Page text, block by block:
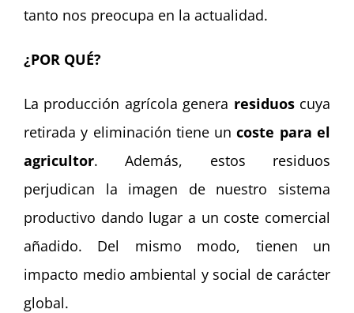
tanto nos preocupa en la actualidad.
¿POR QUÉ?
La producción agrícola genera residuoscuya
retirada y eliminación tiene uncoste para el
agricultor. Además, estos residuos
perjudican la imagen de nuestro sistema
productivo dando lugar a un coste comercial
añadido. Del mismo modo, tienen un
impacto medio ambiental y social de carácter
global.